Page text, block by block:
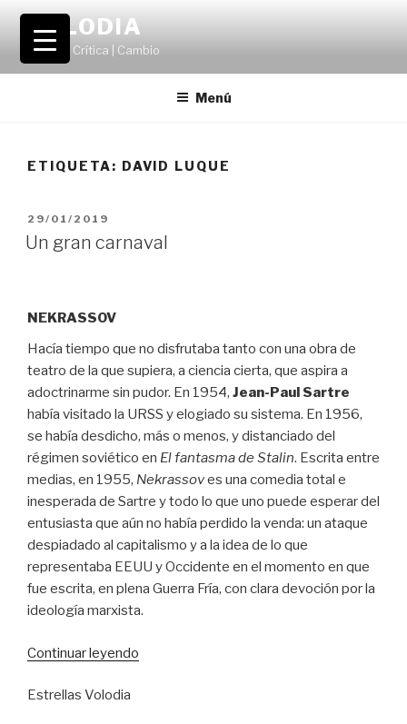
Saltar
contenido
VOLODIA
Teatro | Crítica | Cambio
Menú
ETIQUETA: DAVID LUQUE
PUBLICADO
EL
29/01/2019
Un gran carnaval
NEKRASSOV
Hacía tiempo que no disfrutaba tanto con una obra de
teatro de la que supiera, a ciencia cierta, que aspira a
adoctrinarme sin pudor. En 1954, Jean-Paul Sartre
había visitado la URSS y elogiado su sistema. En 1956,
se había desdicho, más o menos, y distanciado del
régimen soviético en El fantasma de Stalin. Escrita entre
medias, en 1955, Nekrassoves una comedia total e
inesperada de Sartre y todo lo que uno puede esperar del
entusiasta que aún no había perdido la venda: un ataque
despiadado al capitalismo y a la idea de lo que
representaba EEUU y Occidente en el momento en que
fue escrita, en plena Guerra Fría, con clara devoción por la
ideología marxista.
Continuar leyendo
Estrellas Volodia